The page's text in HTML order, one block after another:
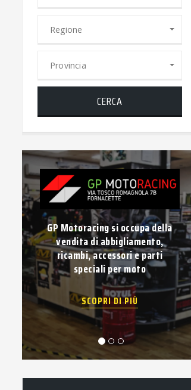
Regione
Provincia
CERCA
GP Motoracing si occupa della
vendita di abbigliamento,
ricambi, accessori e parti
speciali per moto
SCOPRI DI PIÙ